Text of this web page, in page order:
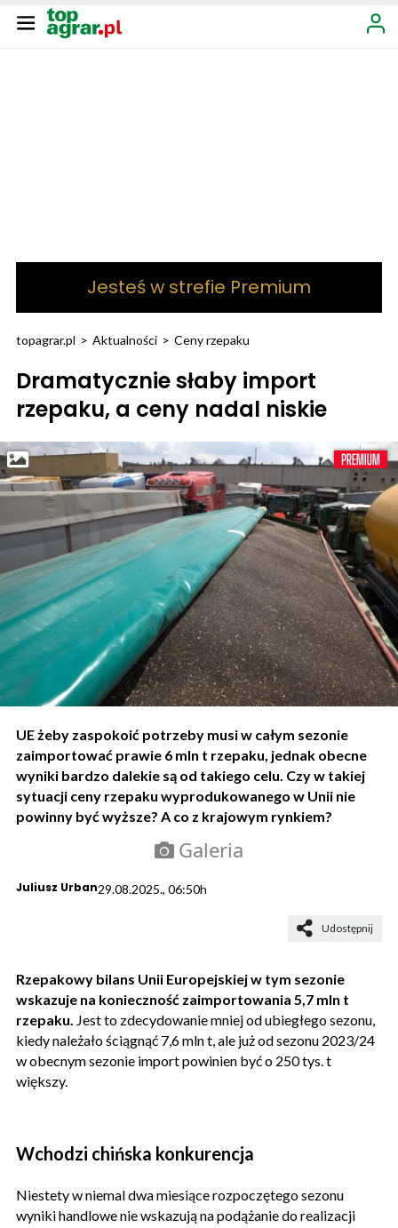
Jesteś w strefie Premium
topagrar.pl > Aktualności > Ceny rzepaku
Dramatycznie słaby import
rzepaku, a ceny nadal niskie
UE żeby zaspokoić potrzeby musi w całym sezonie
zaimportować prawie 6 mln t rzepaku, jednak obecne
wyniki bardzo dalekie są od takiego celu. Czy w takiej
sytuacji ceny rzepaku wyprodukowanego w Unii nie
powinny być wyższe? A co z krajowym rynkiem?
Galeria
Juliusz Urban29.08.2025., 06:50h
Udostępnij
Rzepakowy bilans Unii Europejskiej w tym sezonie
wskazuje na konieczność zaimportowania 5,7 mln t
rzepaku. Jest to zdecydowanie mniej od ubiegłego sezonu,
kiedy należało ściągnąć 7,6 mln t, ale już od sezonu 2023/24
w obecnym sezonie import powinien być o 250 tys. t
większy.
Wchodzi chińska konkurencja
Niestety w niemal dwa miesiące rozpoczętego sezonu
wyniki handlowe nie wskazują na podążanie do realizacji